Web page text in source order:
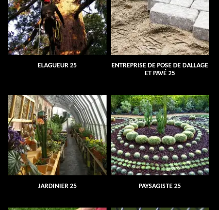
ELAGUEUR 25
ENTREPRISE DE POSE DE DALLAGE
ET PAVÉ 25
JARDINIER 25 PAYSAGISTE 25